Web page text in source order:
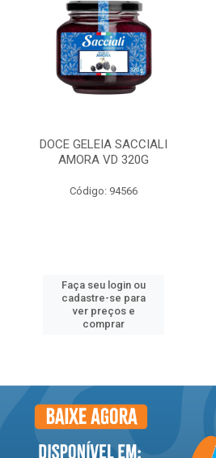
DOCE GELEIA SACCIALI
AMORA VD 320G
Código: 94566
Faça seu login ou
cadastre-se para
ver preços e
comprar